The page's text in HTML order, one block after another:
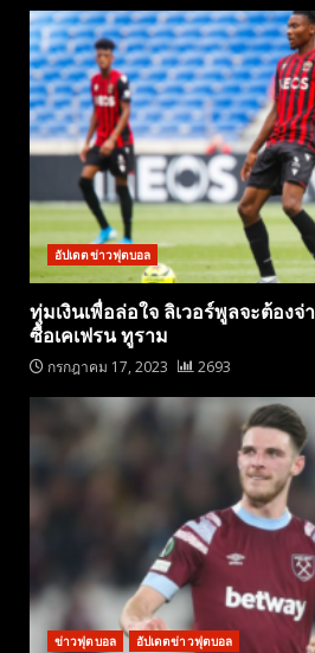
อัปเดตข่าวฟุตบอล
ทุ่มเงินเพื่อล่อใจ ลิเวอร์พูลจะต้องจ่
ซื้อเคเฟรน ทูราม
กรกฎาคม 17, 2023 2693
ข่าวฟุตบอล อัปเดตข่าวฟุตบอล